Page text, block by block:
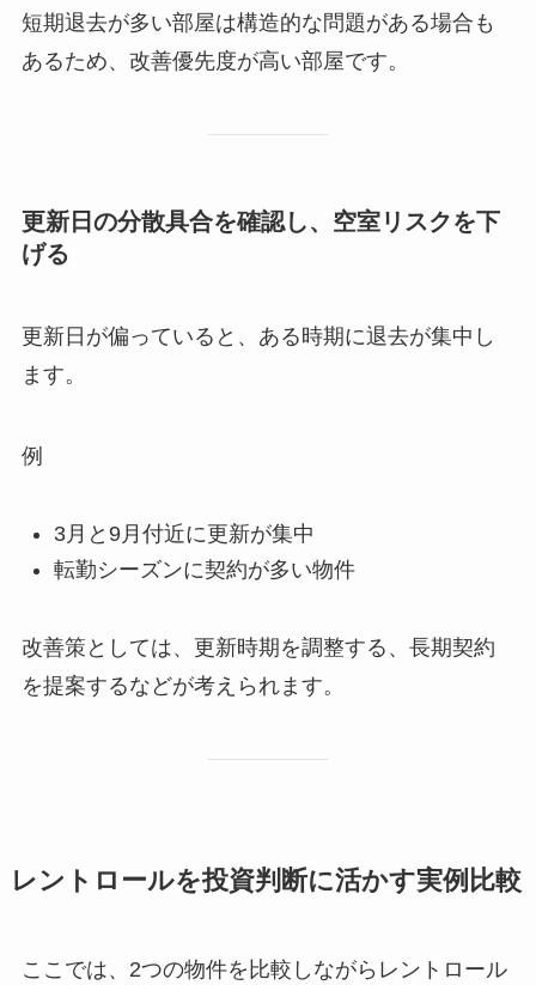
短期退去が多い部屋は構造的な問題がある場合も
あるため、改善優先度が高い部屋です。
更新日の分散具合を確認し、空室リスクを下
げる
更新日が偏っていると、ある時期に退去が集中し
ます。
例
3月と9月付近に更新が集中
転勤シーズンに契約が多い物件
改善策としては、更新時期を調整する、長期契約
を提案するなどが考えられます。
レントロールを投資判断に活かす実例比較
ここでは、2つの物件を比較しながらレントロール